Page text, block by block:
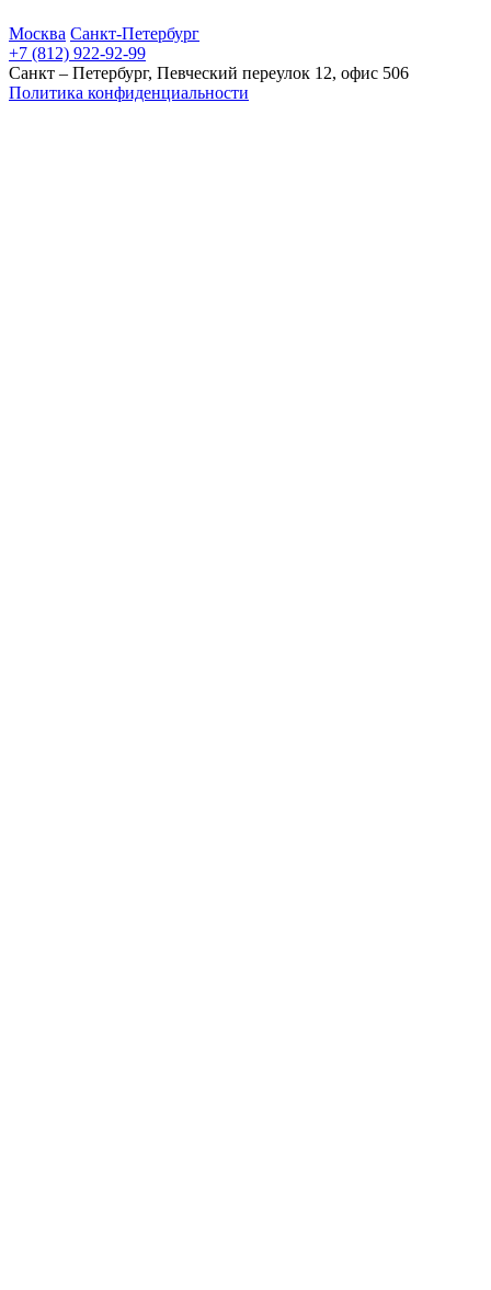
Москва Санкт-Петербург
+7 (812) 922-92-99
Санкт – Петербург, Певческий переулок 12, офис 506
Политика конфиденциальности